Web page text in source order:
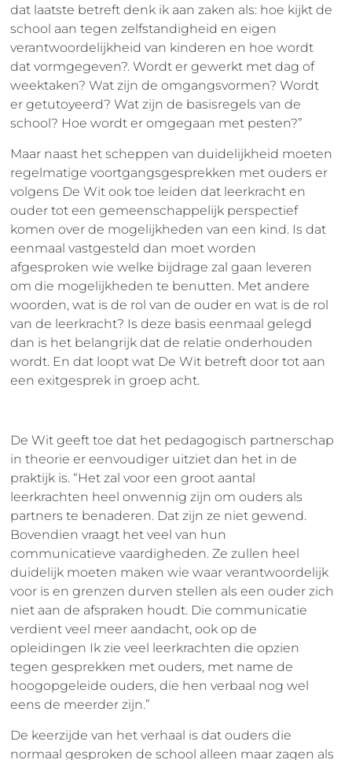
dat laatste betreft denk ik aan zaken als: hoe kijkt de
school aan tegen zelfstandigheid en eigen
verantwoordelijkheid van kinderen en hoe wordt
dat vormgegeven?. Wordt er gewerkt met dag of
weektaken? Wat zijn de omgangsvormen? Wordt
er getutoyeerd? Wat zijn de basisregels van de
school? Hoe wordt er omgegaan met pesten?”
Maar naast het scheppen van duidelijkheid moeten
regelmatige voortgangsgesprekken met ouders er
volgens De Wit ook toe leiden dat leerkracht en
ouder tot een gemeenschappelijk perspectief
komen over de mogelijkheden van een kind. Is dat
eenmaal vastgesteld dan moet worden
afgesproken wie welke bijdrage zal gaan leveren
om die mogelijkheden te benutten. Met andere
woorden, wat is de rol van de ouder en wat is de rol
van de leerkracht? Is deze basis eenmaal gelegd
dan is het belangrijk dat de relatie onderhouden
wordt. En dat loopt wat De Wit betreft door tot aan
een exitgesprek in groep acht.
De Wit geeft toe dat het pedagogisch partnerschap
in theorie er eenvoudiger uitziet dan het in de
praktijk is. “Het zal voor een groot aantal
leerkrachten heel onwennig zijn om ouders als
partners te benaderen. Dat zijn ze niet gewend.
Bovendien vraagt het veel van hun
communicatieve vaardigheden. Ze zullen heel
duidelijk moeten maken wie waar verantwoordelijk
voor is en grenzen durven stellen als een ouder zich
niet aan de afspraken houdt. Die communicatie
verdient veel meer aandacht, ook op de
opleidingen Ik zie veel leerkrachten die opzien
tegen gesprekken met ouders, met name de
hoogopgeleide ouders, die hen verbaal nog wel
eens de meerder zijn.”
De keerzijde van het verhaal is dat ouders die
normaal gesproken de school alleen maar zagen als